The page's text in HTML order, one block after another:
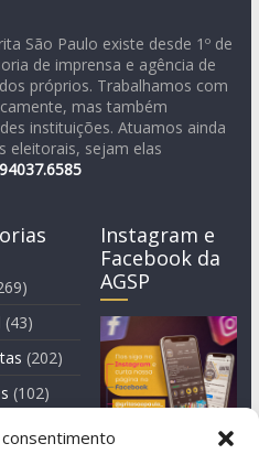
São Paulo existe desde 1º de
de imprensa e agência de
próprios. Trabalhamos com
mas também
instituições. Atuamos ainda
eleitorais, sejam elas
94037.6585
(43)
(202)
(102)
Instagram e
Facebook da
AGSP